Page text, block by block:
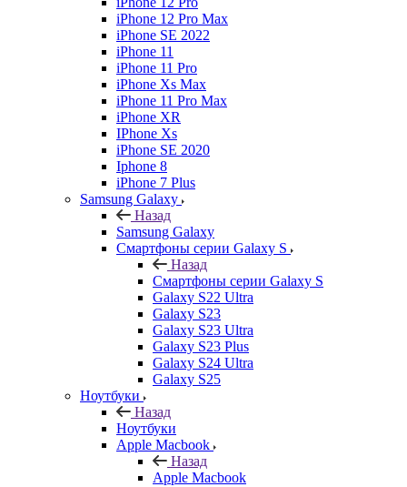
iPhone 12 Pro Max
iPhone SE 2022
iPhone 11
iPhone 11 Pro
iPhone Xs Max
iPhone 11 Pro Max
iPhone XR
IPhone Xs
iPhone SE 2020
Iphone 8
iPhone 7 Plus
Samsung Galaxy
Назад
Samsung Galaxy
Смартфоны серии Galaxy S
Назад
Смартфоны серии Galaxy S
Galaxy S22 Ultra
Galaxy S23
Galaxy S23 Ultra
Galaxy S23 Plus
Galaxy S24 Ultra
Galaxy S25
Ноутбуки
Назад
Ноутбуки
Apple Macbook
Назад
Apple Macbook